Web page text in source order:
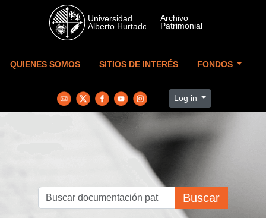
Skip to main content
QUIENES SOMOS SITIOS DE INTERÉS FONDOS
Log in
Buscar